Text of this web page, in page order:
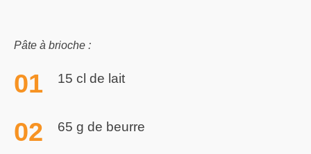
Pâte à brioche :
15 cl de lait
65 g de beurre